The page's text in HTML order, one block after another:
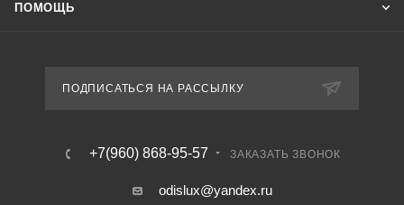
ПОМОЩЬ
ПОДПИСАТЬСЯ НА РАССЫЛКУ
+7(960) 868-95-57 ЗАКАЗАТЬ ЗВОНОК
odislux@yandex.ru